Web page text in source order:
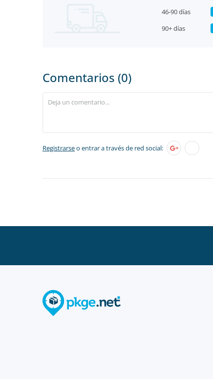
46-90 días
90+ días
Comentarios (0)
Registrarseo entrar a través de red social: